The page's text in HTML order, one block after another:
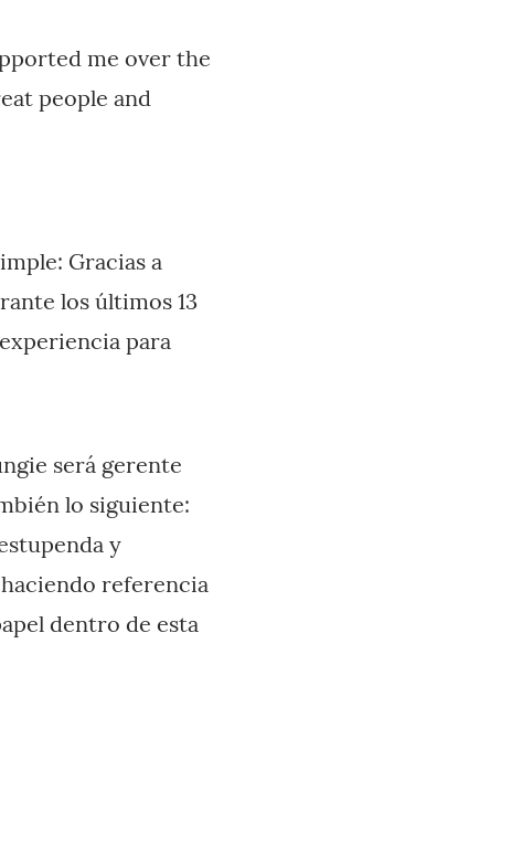
me over the
people and
Gracias a
los últimos 13
para
será gerente
lo siguiente:
y
referencia
dentro de esta